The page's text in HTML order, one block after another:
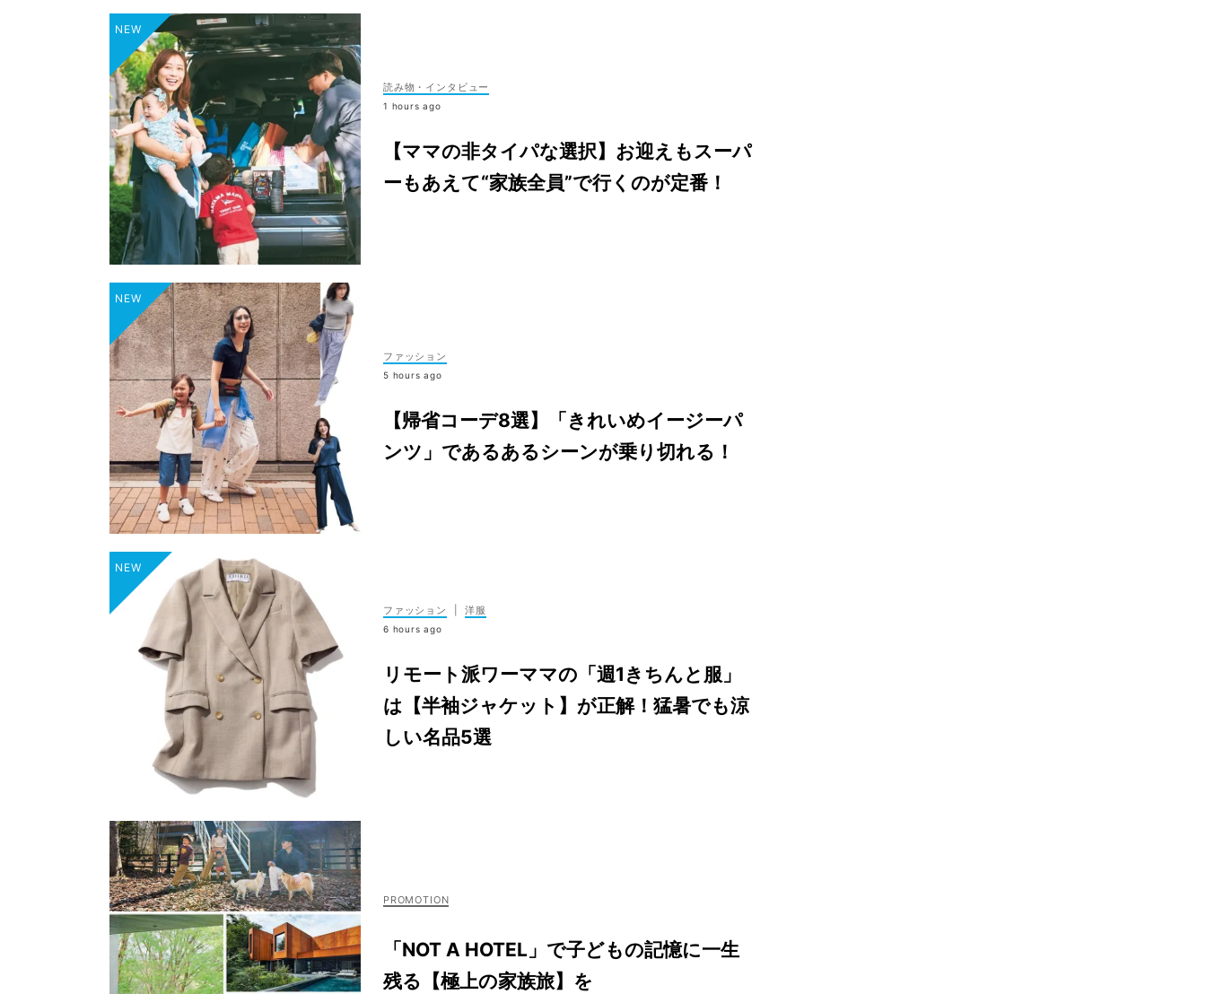
読み物・インタビュー
1 hours ago
【ママの非タイパな選択】お迎えもスーパ
ーもあえて“家族全員”で行くのが定番！
ファッション
5 hours ago
【帰省コーデ8選】「きれいめイージーパ
ンツ」であるあるシーンが乗り切れる！
ファッション 洋服
6 hours ago
リモート派ワーママの「週1きちんと服」
は【半袖ジャケット】が正解！猛暑でも涼
しい名品5選
「NOT A HOTEL」で子どもの記憶に一生
残る【極上の家族旅】を